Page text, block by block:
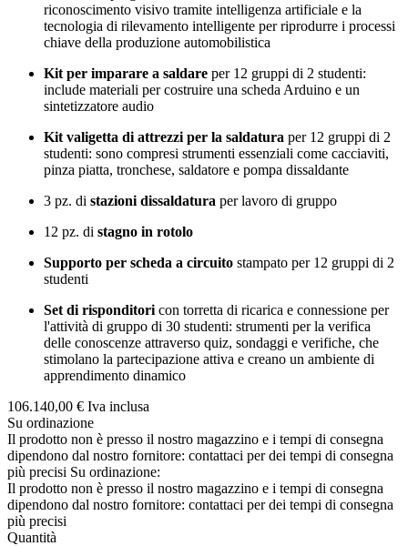
riconoscimento visivo tramite intelligenza artificiale e la
tecnologia di rilevamento intelligente per riprodurre i processi
chiave della produzione automobilistica
Kit per imparare a saldare per 12 gruppi di 2 studenti:
include materiali per costruire una scheda Arduino e un
sintetizzatore audio
Kit valigetta di attrezzi per la saldatura per 12 gruppi di 2
studenti: sono compresi strumenti essenziali come cacciaviti,
pinza piatta, tronchese, saldatore e pompa dissaldante
3 pz. di stazioni dissaldatura per lavoro di gruppo
12 pz. di stagno in rotolo
Supporto per scheda a circuito stampato per 12 gruppi di 2
studenti
Set di risponditori con torretta di ricarica e connessione per
l'attività di gruppo di 30 studenti: strumenti per la verifica
delle conoscenze attraverso quiz, sondaggi e verifiche, che
stimolano la partecipazione attiva e creano un ambiente di
apprendimento dinamico
106.140,00 € Iva inclusa
Su ordinazione
Il prodotto non è presso il nostro magazzino e i tempi di consegna
dipendono dal nostro fornitore: contattaci per dei tempi di consegna
più precisi Su ordinazione:
Il prodotto non è presso il nostro magazzino e i tempi di consegna
dipendono dal nostro fornitore: contattaci per dei tempi di consegna
più precisi
Quantità